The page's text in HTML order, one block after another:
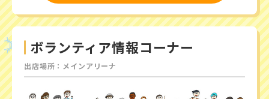
ボランティア情報コーナー
出店場所：メインアリーナ